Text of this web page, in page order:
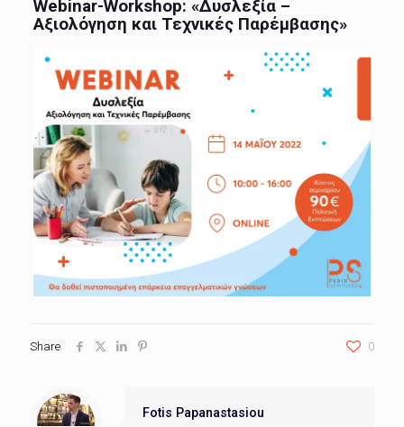
Webinar-Workshop: «Δυσλεξία –
Αξιολόγηση και Τεχνικές Παρέμβασης»
Share 0
Fotis Papanastasiou